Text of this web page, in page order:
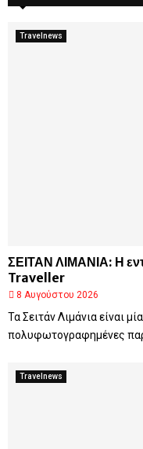
Travelnews
ΣΕΙΤΑΝ ΛΙΜΑΝΙΑ: Η
Traveller
8 Αυγούστου 2026
Τα Σειτάν Λιμάνια είναι
πολυφωτογραφημένες
Travelnews